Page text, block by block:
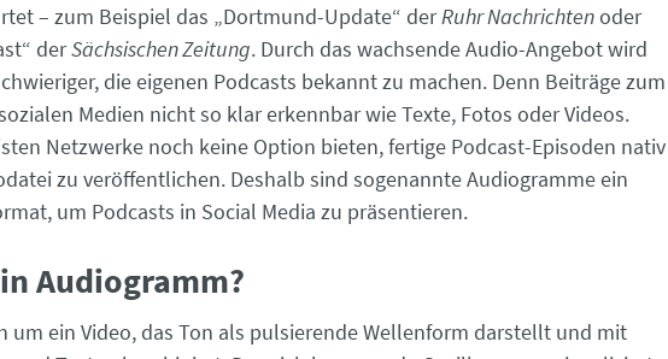
– zum Beispiel das „Dortmund-Update“ derRuhr Nachrichtenoder
derSächsischen Zeitung. Durch das wachsende Audio-Angebot wird
die eigenen Podcasts bekannt zu machen. Denn Beiträge zum
Medien nicht so klar erkennbar wie Texte, Fotos oder Videos.
Netzwerke noch keine Option bieten, fertige Podcast-Episoden nativ
zu veröffentlichen. Deshalb sind sogenannte Audiogramme ein
um Pod­casts in Social Media zu präsentieren.
Audiogramm?
um ein Video, das Ton als pulsierende Wellenform darstellt und mit